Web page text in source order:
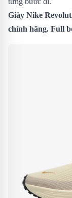
Giày Nike
chính hãng. Full